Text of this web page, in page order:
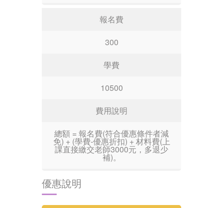
報名費
300
學費
10500
費用說明
總額 = 報名費(符合優惠條件者減
免) + (學費-優惠折扣) + 材料費(上
課直接繳交老師3000元，多退少
補)。
優惠說明